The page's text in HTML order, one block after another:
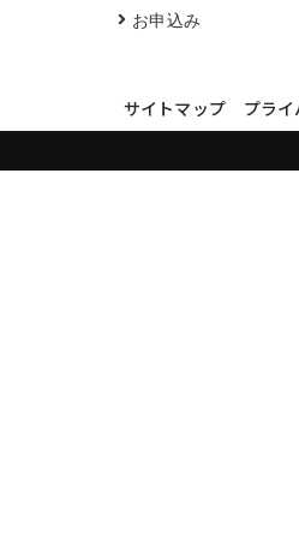
お申込み
サイトマップ プラ